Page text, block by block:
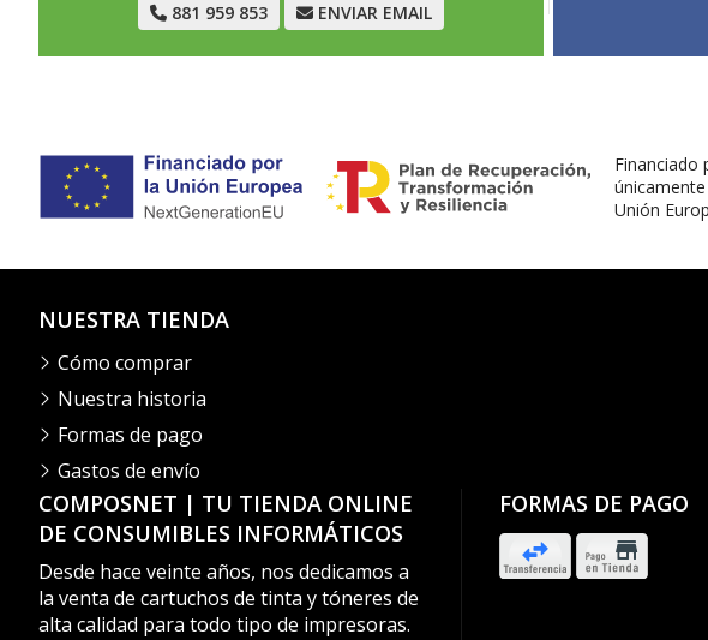
881 959 853 ENVIAR EMAIL
Financiado
Unión
COMPOSNET | TU TIENDA ONLINE
DE CONSUMIBLES INFORMÁTICOS
Desde hace veinte años, nos dedicamos a
la venta de cartuchos de tinta y tóneres de
alta calidad para todo tipo de impresoras.
FORMAS DE PAGO
NUESTRA TIENDA
Cómo comprar
Nuestra historia
Formas de pago
Gastos de envío